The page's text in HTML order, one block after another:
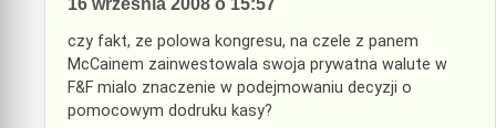
16 września 2008 o 15:57
czy fakt, ze polowa kongresu, na czele z panem
McCainem zainwestowala swoja prywatna walute w
F&F mialo znaczenie w podejmowaniu decyzji o
pomocowym dodruku kasy?